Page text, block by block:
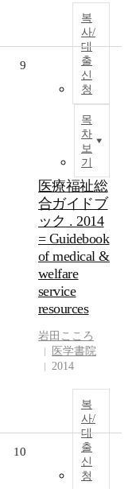
복
사/
대
출
신
청
목
차
보
기
9
医療福祉総
合ガイドブ
ック . 2014
= Guidebook
of medical &
welfare
service
resources
岩田こころ
医学書院
2014
복
사/
대
출
신
청
10